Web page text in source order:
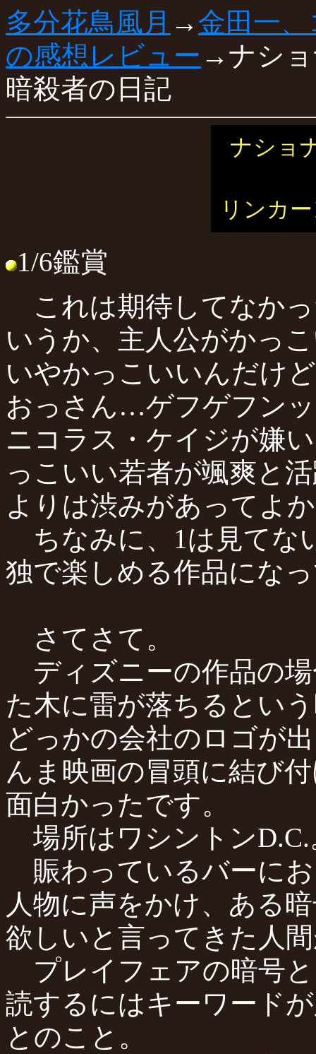
多分花鳥風月 → 金田一
の感想レビュー →ナショ
暗殺者の日記
ナショ
リンカ
1/6鑑賞
これは期待してなか
いうか、主人公がかっ
いやかっこいいんだけ
おっさん…ゲフゲフン
ニコラス・ケイジが嫌
っこいい若者が颯爽と
よりは渋みがあってよ
ちなみに、1は見てな
独で楽しめる作品にな
さてさて。
ディズニーの作品の
た木に雷が落ちるとい
どっかの会社のロゴが
んま映画の冒頭に結び
面白かったです。
場所はワシントンD.C.
賑わっているバーに
人物に声をかけ、ある
欲しいと言ってきた人
プレイフェアの暗号
読するにはキーワード
とのこと。